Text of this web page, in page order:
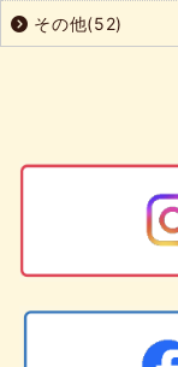
その他(52)